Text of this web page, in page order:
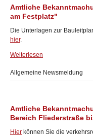
Amtliche
am Festplatz"
Die Unterlagen zur
hier.
Weiterlesen
Allgemeine Newsmeldung
Amtliche
Bereich Fliederstraße
Hier können Sie die